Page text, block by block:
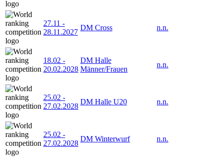
27.11 -
28.11.2027
DM Cross n.n.
18.02 -
20.02.2028
DM Halle
Männer/Frauen
n.n.
25.02 -
27.02.2028
DM Halle U20 n.n.
25.02 -
27.02.2028
DM Winterwurf n.n.